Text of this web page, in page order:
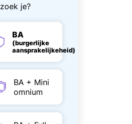
zoek je?
BA
(burgerlijke
aansprakelijkeheid)
BA + Mini
omnium